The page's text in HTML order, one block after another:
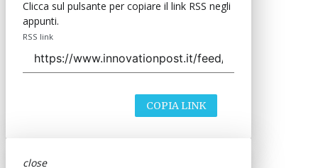
Clicca sul pulsante per copiare il link RSS negli
appunti.
RSS link
COPIA LINK
close